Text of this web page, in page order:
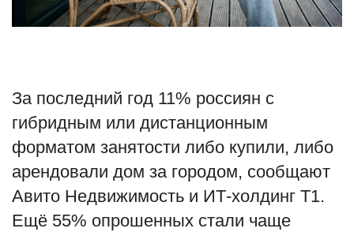
Образование
В мире
Россия
Язык
English Русский
За последний год 11% россиян с
гибридным или дистанционным
форматом занятости либо купили, либо
арендовали дом за городом, сообщают
Авито Недвижимость и ИТ-холдинг Т1.
Ещё 55% опрошенных стали чаще